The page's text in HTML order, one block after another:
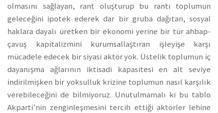
olmasını sağlayan, rant oluşturup bu rantı toplumun
geleceğini ipotek ederek dar bir gruba dağıtan, sosyal
haklara dayalı üretken bir ekonomi yerine bir tür ahbap-
çavuş kapitalizmini kurumsallaştıran işleyişe karşı
mücadele edecek bir siyasi aktör yok. Üstelik toplumun iç
dayanışma ağlarının iktisadi kapasitesi en alt seviye
indirilmişken bir yoksulluk krizine toplumun nasıl karşılık
verebileceğini de bilmiyoruz. Unutulmamalı ki bu tablo
Akparti’nin zenginleşmesini tercih ettiği aktörler lehine